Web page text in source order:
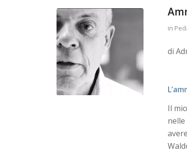
in
di
Il